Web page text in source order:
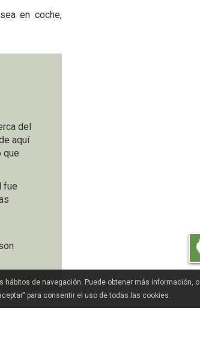
en coche,
del
aquí
que
fue
de navegación. Puede obtener más información, o
para consentir el uso de todas las cookies.